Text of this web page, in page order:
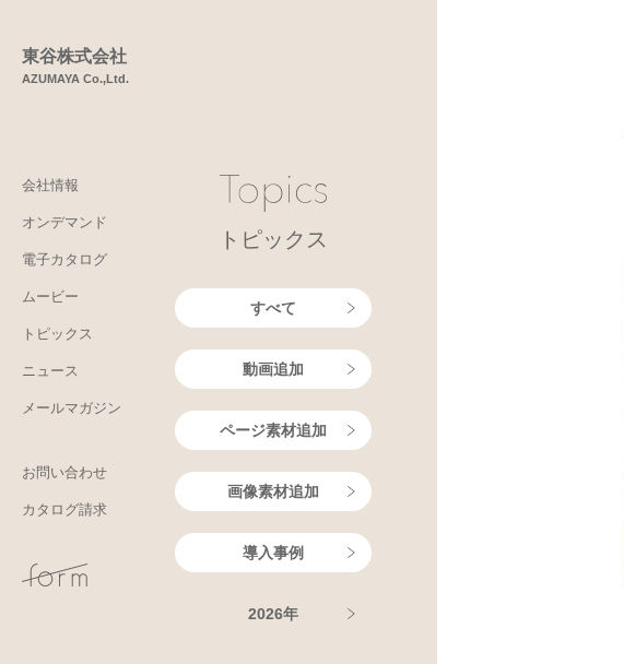
東谷株式会社
AZUMAYA Co.,Ltd.
会社情報
オンデマンド
電子カタログ
ムービー
トピックス
ニュース
メールマガジン
お問い合わせ
カタログ請求
トピックス
すべて
動画追加
ページ素材追加
画像素材追加
導入事例
2026年